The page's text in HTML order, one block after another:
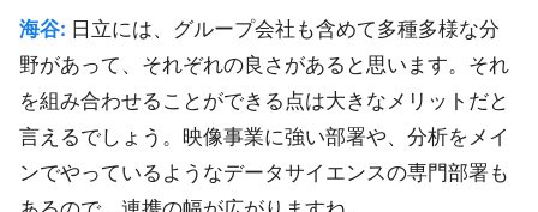
海谷: 日立には、グループ会社も含めて多種多様な分
野があって、それぞれの良さがあると思います。それ
を組み合わせることができる点は大きなメリットだと
言えるでしょう。映像事業に強い部署や、分析をメイ
ンでやっているようなデータサイエンスの専門部署も